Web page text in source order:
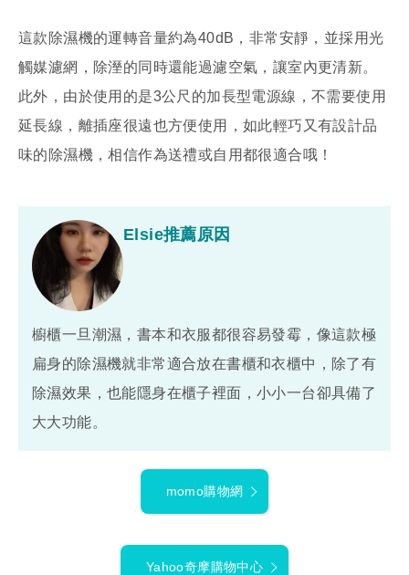
這款除濕機的運轉音量約為40dB，非常安靜，並採用光
觸媒濾網，除溼的同時還能過濾空氣，讓室內更清新。
此外，由於使用的是3公尺的加長型電源線，不需要使用
延長線，離插座很遠也方便使用，如此輕巧又有設計品
味的除濕機，相信作為送禮或自用都很適合哦！
Elsie推薦原因
櫥櫃一旦潮濕，書本和衣服都很容易發霉，像這款極
扁身的除濕機就非常適合放在書櫃和衣櫃中，除了有
除濕效果，也能隱身在櫃子裡面，小小一台卻具備了
大大功能。
momo購物網
Yahoo奇摩購物中心